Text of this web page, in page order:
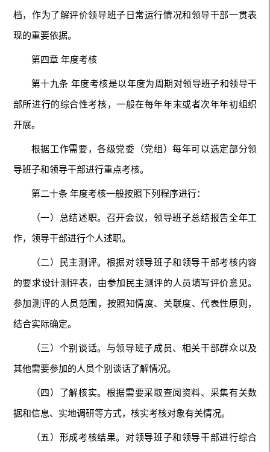
档，作为了解评价领导班子日常运行情况和领导干部一贯表
现的重要依据。
第四章 年度考核
第十九条 年度考核是以年度为周期对领导班子和领导干
部所进行的综合性考核，一般在每年年末或者次年年初组织
开展。
根据工作需要，各级党委（党组）每年可以选定部分领
导班子和领导干部进行重点考核。
第二十条 年度考核一般按照下列程序进行：
（一）总结述职。召开会议，领导班子总结报告全年工
作，领导干部进行个人述职。
（二）民主测评。根据对领导班子和领导干部考核内容
的要求设计测评表，由参加民主测评的人员填写评价意见。
参加测评的人员范围，按照知情度、关联度、代表性原则，
结合实际确定。
（三）个别谈话。与领导班子成员、相关干部群众以及
其他需要参加的人员个别谈话了解情况。
（四）了解核实。根据需要采取查阅资料、采集有关数
据和信息、实地调研等方式，核实考核对象有关情况。
（五）形成考核结果。对领导班子和领导干部进行综合